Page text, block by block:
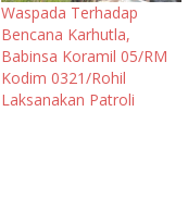
Waspada Terhadap
Bencana Karhutla,
Babinsa Koramil 05/RM
Kodim 0321/Rohil
Laksanakan Patroli